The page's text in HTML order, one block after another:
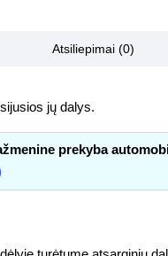
Atsiliepimai (0)
jų dalys.
prekyba